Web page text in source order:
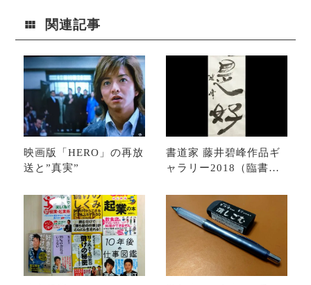
関連記事
映画版「HERO」の再放
送と”真実”
書道家 藤井碧峰作品ギ
ャラリー2018（臨書、
ど）